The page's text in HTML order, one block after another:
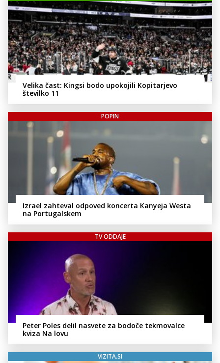
Velika čast: Kingsi bodo upokojili Kopitarjevo
številko 11
POPIN
Izrael zahteval odpoved koncerta Kanyeja Westa
na Portugalskem
TV ODDAJE
Peter Poles delil nasvete za bodoče tekmovalce
kviza Na lovu
VIZITA.SI